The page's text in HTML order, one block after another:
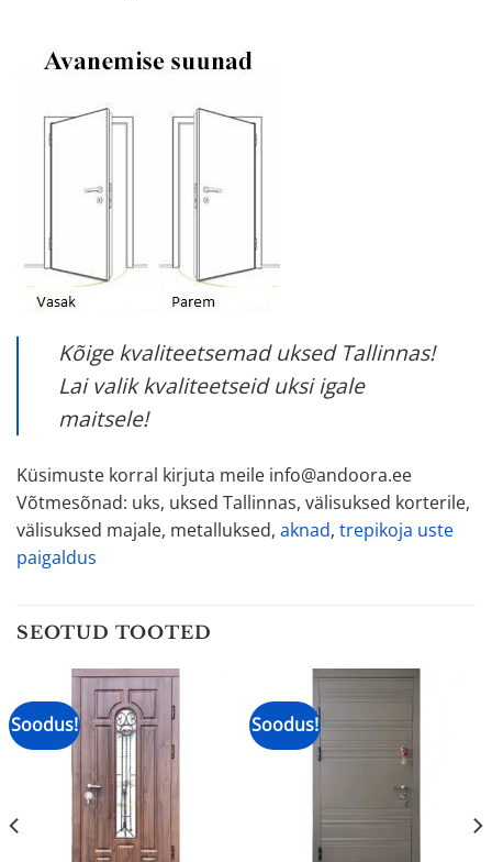
Kõige kvaliteetsemad uksed Tallinnas!
Lai valik kvaliteetseid uksi igale
maitsele!
Küsimuste korral kirjuta meile info@andoora.ee
Võtmesõnad: uks, uksed Tallinnas, välisuksed korterile,
välisuksed majale, metalluksed, aknad, trepikoja uste
paigaldus
SEOTUD TOOTED
Soodus! Soodus!